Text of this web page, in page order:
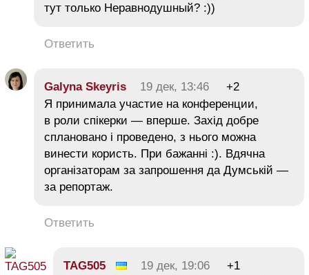
тут только Неравнодушный? :))
Ответить
Galyna Skeyris 19 дек, 13:46
+2
Я принимала участие на конференции,
в роли спікерки — вперше. Захід добре
сплановано і проведено, з нього можна
винести користь. При бажанні :). Вдячна
організаторам за запрошення да Думській —
за репортаж.
Ответить
TAG505 19 дек, 19:06
+1